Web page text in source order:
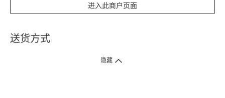
进入此商户页面
送货方式
1. 送货到府（受卫生署条例规管产品除外 ）
隐藏